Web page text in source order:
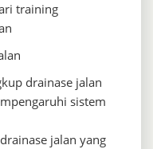
training
drainase jalan
sistem
jalan yang